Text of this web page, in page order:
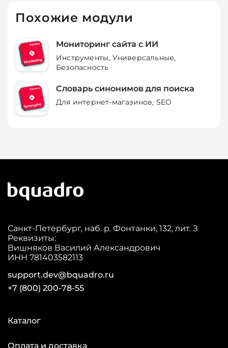
Похожие модули
Мониторинг сайта с ИИ
Инструменты, Универсальные,
Безопасность
Словарь синонимов для поиска
Для интернет-магазинов, SEO
Санкт-Петербург, наб. р. Фонтанки, 132, лит. З
Реквизиты:
Вишняков Василий Александрович
ИНН 781403582113
support.dev@bquadro.ru
+7 (800) 200-78-55
Каталог
Оплата и доставка